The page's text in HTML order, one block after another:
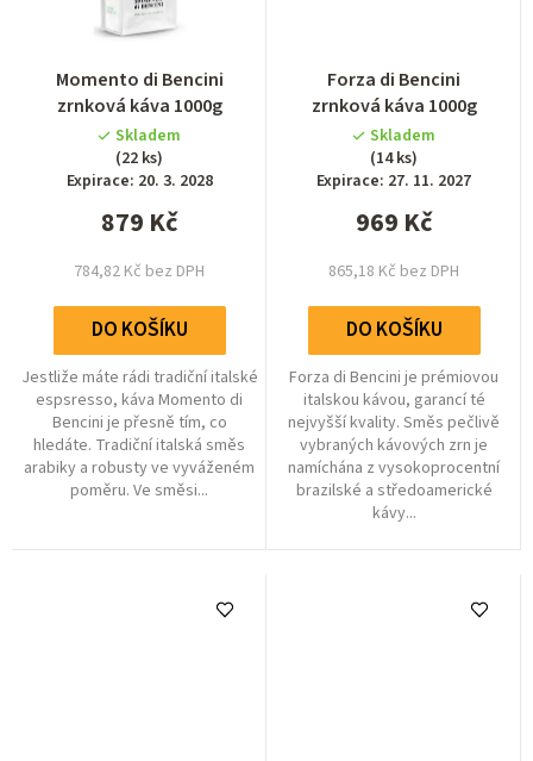
Momento di Bencini
zrnková káva 1000g
hodnocení
produktu
je
5,0
z
5
Skladem
(22 ks)
Expirace: 20. 3. 2028
784,82 Kč bez DPH
879 Kč
DO KOŠÍKU
Jestliže máte rádi tradiční italské
espsresso, káva Momento di
Bencini je přesně tím, co
hledáte. Tradiční italská směs
arabiky a robusty ve vyváženém
poměru. Ve směsi...
Forza di Bencini
zrnková káva 1000g
Skladem
(14 ks)
Expirace: 27. 11. 2027
865,18 Kč bez DPH
969 Kč
DO KOŠÍKU
Forza di Bencini je prémiovou
italskou kávou, garancí té
nejvyšší kvality. Směs pečlivě
vybraných kávových zrn je
namíchána z vysokoprocentní
brazilské a středoamerické
kávy...